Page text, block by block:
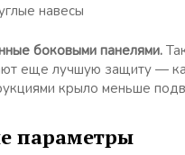
навесы
боковыми панелями.
еще лучшую защиту —
крыло меньше
параметры